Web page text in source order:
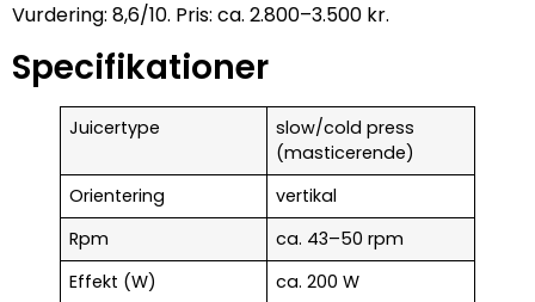
Vurdering: 8,6/10. Pris: ca. 2.800–3.500 kr.
Specifikationer
Juicertype
slow/cold press
(masticerende)
Orientering
vertikal
Rpm
ca. 43–50 rpm
Effekt (W)
ca. 200 W